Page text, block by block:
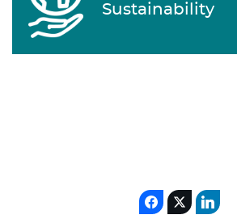
Sustainability